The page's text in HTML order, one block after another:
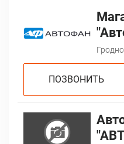
ПОЗВОНИТЬ